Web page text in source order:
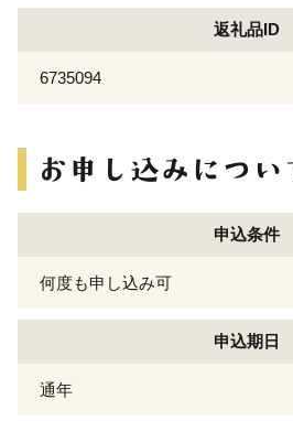
返礼品ID
6735094
申込条件
何度も申し込み可
申込期日
通年